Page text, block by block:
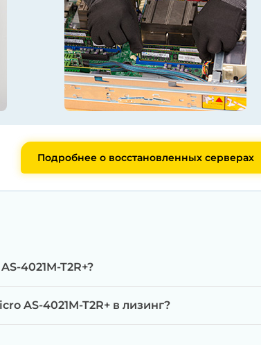
Подробнее о восстановленных серверах
на специализированном
4021M-T2R+?
AS-4021M-T2R+ в лизинг?